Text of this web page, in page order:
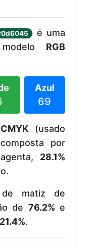
é uma
RGB
Azul
69
CMYK(usado
por
28.1%
matiz de
de 76.2% e
21.4%.